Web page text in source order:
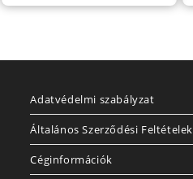
Adatvédelmi szabályzat
Általános Szerződési Feltételek
Céginformációk